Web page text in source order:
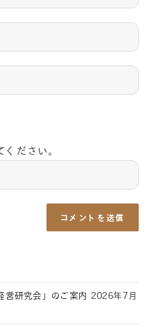
ください。
営研究会」のご案内
2026年7月